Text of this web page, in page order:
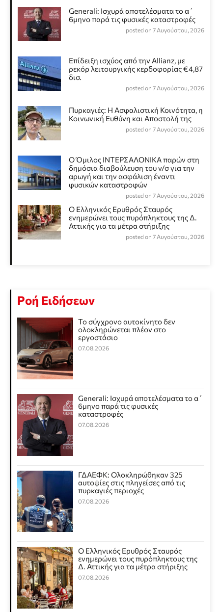
Generali: Ισχυρά αποτελέσματα το α΄
6μηνο παρά τις φυσικές καταστροφές
posted on 7 Αυγούστου, 2026
Επίδειξη ισχύος από την Allianz, με
ρεκόρ λειτουργικής κερδοφορίας €4,87
δισ.
posted on 7 Αυγούστου, 2026
Πυρκαγιές: Η Ασφαλιστική Κοινότητα, η
Κοινωνική Ευθύνη και Αποστολή της
posted on 7 Αυγούστου, 2026
Ο Όμιλος ΙΝΤΕΡΣΑΛΟΝΙΚΑ παρών στη
δημόσια διαβούλευση του ν/σ για την
αρωγή και την ασφάλιση έναντι
φυσικών καταστροφών
posted on 7 Αυγούστου, 2026
Ο Ελληνικός Ερυθρός Σταυρός
ενημερώνει τους πυρόπληκτους της Δ.
Αττικής για τα μέτρα στήριξης
posted on 7 Αυγούστου, 2026
Ροή Ειδήσεων
Το σύγχρονο αυτοκίνητο δεν
ολοκληρώνεται πλέον στο
εργοστάσιο
07.08.2026
Generali: Ισχυρά αποτελέσματα το α΄
6μηνο παρά τις φυσικές
καταστροφές
07.08.2026
ΓΔΑΕΦΚ: Ολοκληρώθηκαν 325
αυτοψίες στις πληγείσες από τις
πυρκαγιές περιοχές
07.08.2026
Ο Ελληνικός Ερυθρός Σταυρός
ενημερώνει τους πυρόπληκτους της
Δ. Αττικής για τα μέτρα στήριξης
07.08.2026